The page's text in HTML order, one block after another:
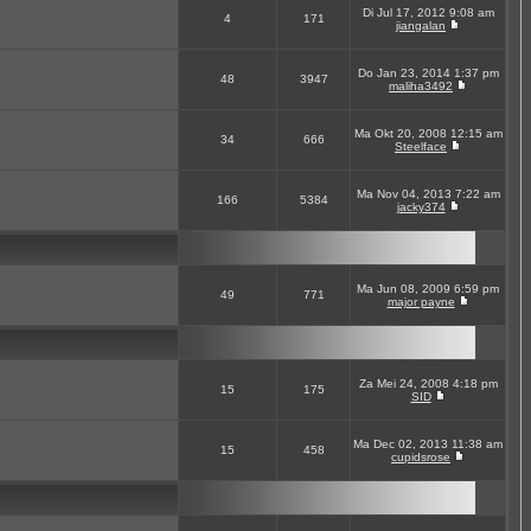
4 171
Di Jul 17, 2012 9:08 am
jiangalan
48 3947
Do Jan 23, 2014 1:37 pm
maliha3492
34 666
Ma Okt 20, 2008 12:15 am
Steelface
166 5384
Ma Nov 04, 2013 7:22 am
jacky374
49 771
Ma Jun 08, 2009 6:59 pm
major payne
15 175
Za Mei 24, 2008 4:18 pm
SID
15 458
Ma Dec 02, 2013 11:38 am
cupidsrose